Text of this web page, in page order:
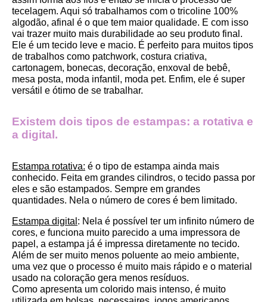
tecelagem. Aqui só trabalhamos com o tricoline 100%
algodão, afinal é o que tem maior qualidade. E com isso
vai trazer muito mais durabilidade ao seu produto final.
Ele é um tecido leve e macio. É perfeito para muitos tipos
de trabalhos como patchwork, costura criativa,
cartonagem, bonecas, decoração, enxoval de bebê,
mesa posta, moda infantil, moda pet. Enfim, ele é super
versátil e ótimo de se trabalhar.
Existem dois tipos de estampas: a rotativa e
a digital.
Estampa rotativa: é o tipo de estampa ainda mais
conhecido. Feita em grandes cilindros, o tecido passa por
eles e são estampados. Sempre em grandes
quantidades. Nela o número de cores é bem limitado.
Estampa digital : Nela é possível ter um infinito número de
cores, e funciona muito parecido a uma impressora de
papel, a estampa já é impressa diretamente no tecido.
Além de ser muito menos poluente ao meio ambiente,
uma vez que o processo é muito mais rápido e o material
usado na coloração gera menos resíduos.
Como apresenta um colorido mais intenso, é muito